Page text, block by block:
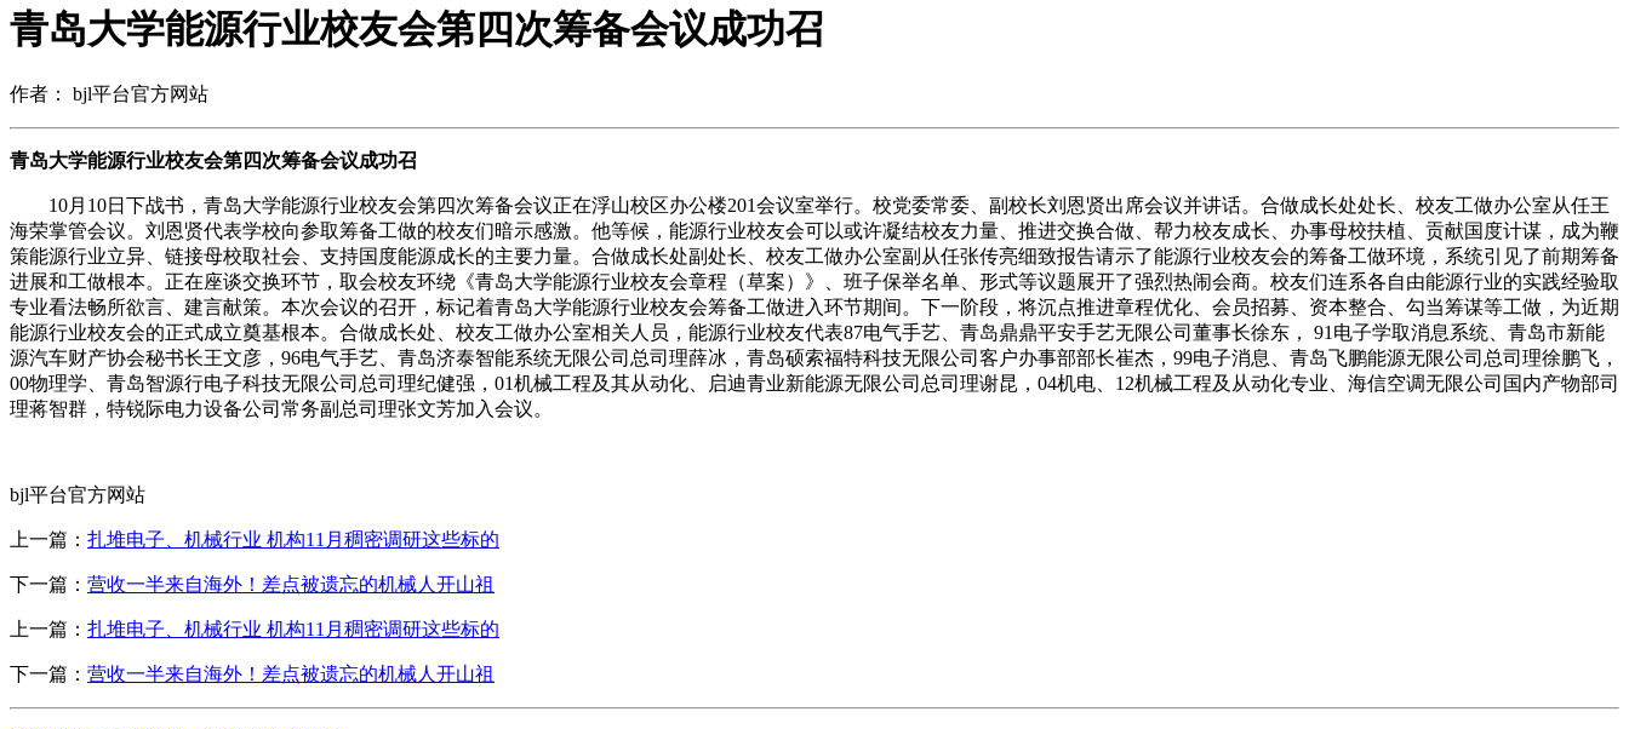
青岛大学能源行业校友会第四次筹备会议成功召
作者： bjl平台官方网站
青岛大学能源行业校友会第四次筹备会议成功召
10月10日下战书，青岛大学能源行业校友会第四次筹备会议正在浮山校区办公楼201会议室举行。校党委常委、副校长刘恩贤出席会议并讲话。合做成长处处长、校友工做办公室从任王
海荣掌管会议。刘恩贤代表学校向参取筹备工做的校友们暗示感激。他等候，能源行业校友会可以或许凝结校友力量、推进交换合做、帮力校友成长、办事母校扶植、贡献国度计谋，成为鞭
策能源行业立异、链接母校取社会、支持国度能源成长的主要力量。合做成长处副处长、校友工做办公室副从任张传亮细致报告请示了能源行业校友会的筹备工做环境，系统引见了前期筹备
进展和工做根本。正在座谈交换环节，取会校友环绕《青岛大学能源行业校友会章程（草案）》、班子保举名单、形式等议题展开了强烈热闹会商。校友们连系各自由能源行业的实践经验取
专业看法畅所欲言、建言献策。本次会议的召开，标记着青岛大学能源行业校友会筹备工做进入环节期间。下一阶段，将沉点推进章程优化、会员招募、资本整合、勾当筹谋等工做，为近期
能源行业校友会的正式成立奠基根本。合做成长处、校友工做办公室相关人员，能源行业校友代表87电气手艺、青岛鼎鼎平安手艺无限公司董事长徐东， 91电子学取消息系统、青岛市新能
源汽车财产协会秘书长王文彦，96电气手艺、青岛济泰智能系统无限公司总司理薛冰，青岛硕索福特科技无限公司客户办事部部长崔杰，99电子消息、青岛飞鹏能源无限公司总司理徐鹏飞，
00物理学、青岛智源行电子科技无限公司总司理纪健强，01机械工程及其从动化、启迪青业新能源无限公司总司理谢昆，04机电、12机械工程及从动化专业、海信空调无限公司国内产物部司
理蒋智群，特锐际电力设备公司常务副总司理张文芳加入会议。
bjl平台官方网站
上一篇： 扎堆电子、机械行业 机构11月稠密调研这些标的
下一篇： 营收一半来自海外！差点被遗忘的机械人开山祖
上一篇： 扎堆电子、机械行业 机构11月稠密调研这些标的
下一篇： 营收一半来自海外！差点被遗忘的机械人开山祖